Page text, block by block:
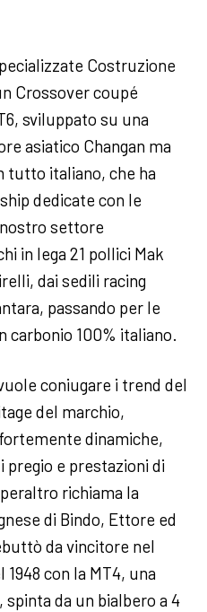
Costruzione
Crossover coupé
sviluppato su una
asiatico Changan ma
tutto italiano, che ha
dedicate con le
settore
in lega 21 pollici Mak
dai sedili racing
passando per le
carbonio 100% italiano.
coniugare i trend del
del marchio,
dinamiche,
pregio e prestazioni di
richiama la
di Bindo, Ettore ed
da vincitore nel
con la MT4, una
da un bialbero a 4